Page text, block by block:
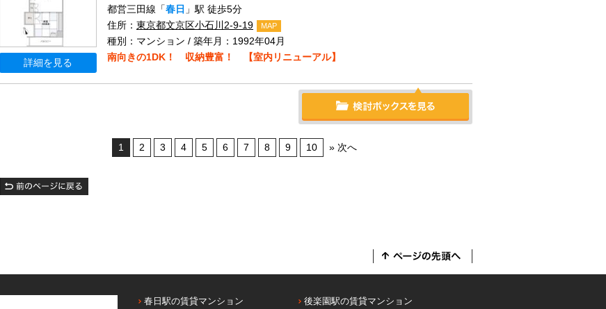
詳細を見る
都営三田線「 春日 」駅 徒歩5分
住所： 東京都文京区小石川2-9-19 MAP
種別：マンション / 築年月：1992年04月
南向きの1DK！ 収納豊富！ 【室内リニューアル】
1 2 3 4 5 6 7 8 9 10 » 次へ
春日駅の賃貸マンション 後楽園駅の賃貸マンション